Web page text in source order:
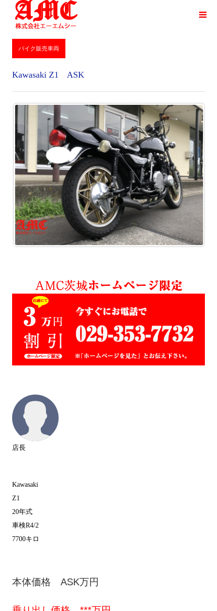
バイク販売車両 Kawasaki Z1 ASK
バイク販売車両
Kawasaki Z1 ASK
店長
Kawasaki
Z1
20年式
車検R4/2
7700キロ
本体価格 ASK万円